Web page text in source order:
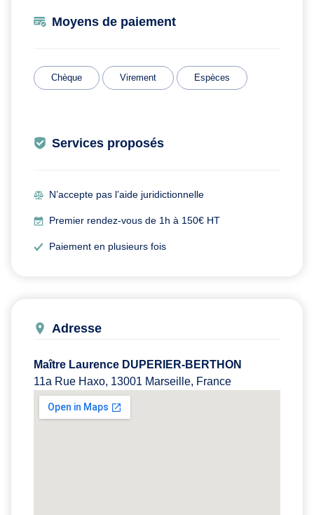
Moyens de paiement
Chèque Virement Espèces
Services proposés
N’accepte pas l’aide juridictionnelle
Premier rendez-vous de 1h à 150€ HT
Paiement en plusieurs fois
Adresse
Maître Laurence DUPERIER-BERTHON
11a Rue Haxo, 13001 Marseille, France